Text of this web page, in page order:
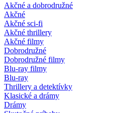
Akčné a dobrodružné
Akčné
Akčné sci-fi
Akčné thrillery
Akčné filmy
Dobrodružné
Dobrodružné filmy
Blu-ray filmy
Blu-ray
Thrillery a detektívky
Klasické a drámy
Drámy